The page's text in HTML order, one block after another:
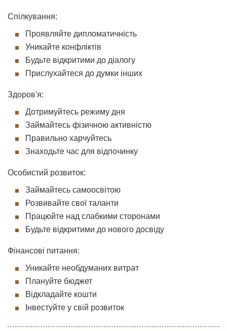
Спілкування:
Проявляйте дипломатичність
Уникайте конфліктів
Будьте відкритими до діалогу
Прислухайтеся до думки інших
Здоров'я:
Дотримуйтесь режиму дня
Займайтесь фізичною активністю
Правильно харчуйтесь
Знаходьте час для відпочинку
Особистий розвиток:
Займайтесь самоосвітою
Розвивайте свої таланти
Працюйте над слабкими сторонами
Будьте відкритими до нового досвіду
Фінансові питання:
Уникайте необдуманих витрат
Плануйте бюджет
Відкладайте кошти
Інвестуйте у свій розвиток